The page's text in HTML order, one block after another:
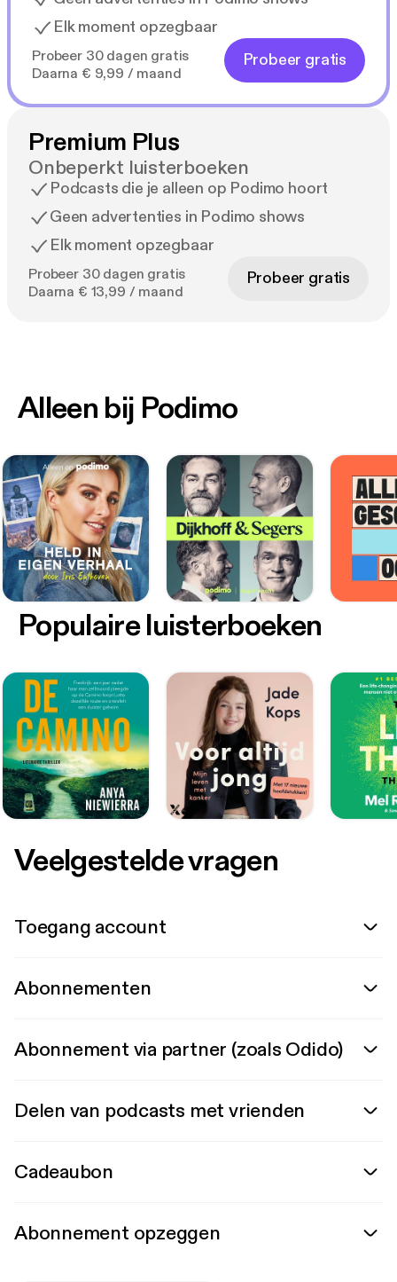
Elk moment opzegbaar
Probeer 30 dagen gratis
Daarna € 9,99 / maand
Probeer gratis
Premium Plus
Onbeperkt luisterboeken
Podcasts die je alleen op Podimo hoort
Geen advertenties in Podimo shows
Elk moment opzegbaar
Probeer 30 dagen gratis
Daarna € 13,99 / maand
Probeer gratis
Alleen bij Podimo
Populaire luisterboeken
Veelgestelde vragen
Toegang account
Abonnementen
Abonnement via partner (zoals Odido)
Delen van podcasts met vrienden
Cadeaubon
Abonnement opzeggen